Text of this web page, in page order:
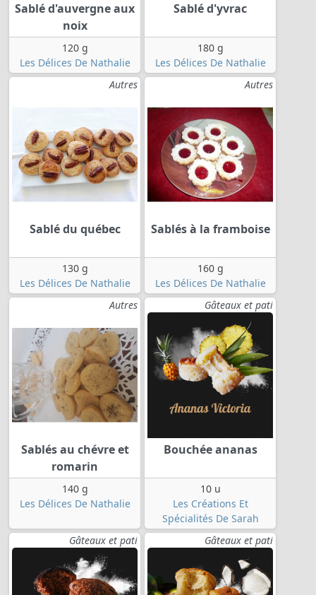
Sablé d'auvergne aux
noix
120 g
Les Délices De Nathalie
Sablé d'yvrac
180 g
Les Délices De Nathalie
Autres
Sablé du québec
130 g
Les Délices De Nathalie
Autres
Sablés à la framboise
160 g
Les Délices De Nathalie
Autres
Sablés au chévre et
romarin
140 g
Les Délices De Nathalie
Gâteaux et pati
Bouchée ananas
10 u
Les Créations Et
Spécialités De Sarah
Gâteaux et pati
Gâteaux et pati